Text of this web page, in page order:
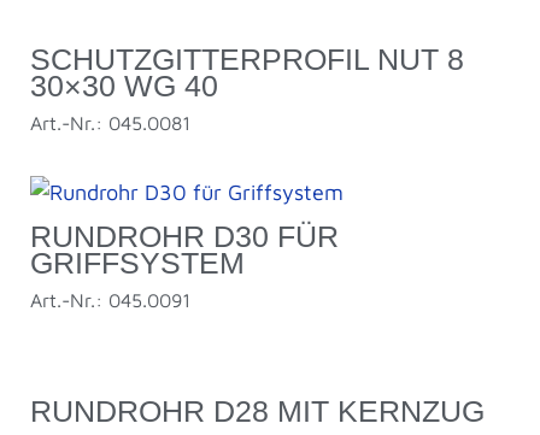
SCHUTZGITTERPROFIL NUT 8
30×30 WG 40
Art.-Nr.: 045.0081
RUNDROHR D30 FÜR
GRIFFSYSTEM
Art.-Nr.: 045.0091
RUNDROHR D28 MIT KERNZUG